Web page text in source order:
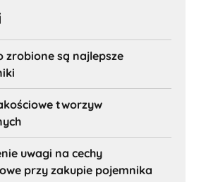
zrobione są najlepsze
tworzyw
uwagi na cechy
przy zakupie pojemnika